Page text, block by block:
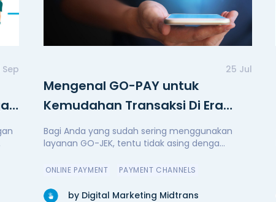
Sep 25 Jul
Mengenal GO-PAY untuk
Kemudahan Transaksi Di Era
Digital
Bagi Anda yang sudah sering menggunakan
layanan GO-JEK, tentu tidak asing denga...
ONLINE PAYMENT PAYMENT CHANNELS
by Digital Marketing Midtrans